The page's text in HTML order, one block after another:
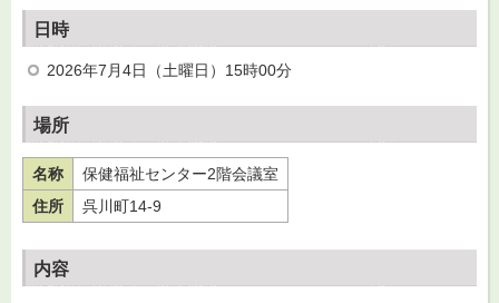
日時
2026年7月4日（土曜日）15時00分
場所
名称
保健福祉センター2階会議室
住所
呉川町14-9
内容